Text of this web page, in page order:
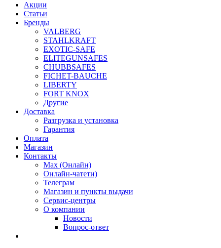
Акции
Статьи
Бренды
VALBERG
STAHLKRAFT
EXOTIC-SAFE
ELITEGUNSAFES
CHUBBSAFES
FICHET-BAUCHE
LIBERTY
FORT KNOX
Другие
Доставка
Разгрузка и установка
Гарантия
Оплата
Магазин
Контакты
Max (Онлайн)
Онлайн-чатети)
Телеграм
Магазин и пункты выдачи
Сервис-центры
О компании
Новости
Вопрос-ответ